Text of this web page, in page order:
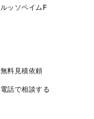
ルッソペイムF
無料見積依頼
電話で相談する